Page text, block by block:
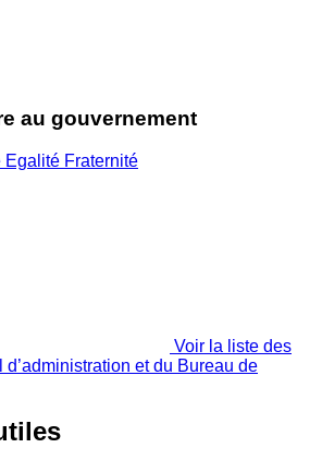
au gouvernement
Voir la liste des
et du Bureau de